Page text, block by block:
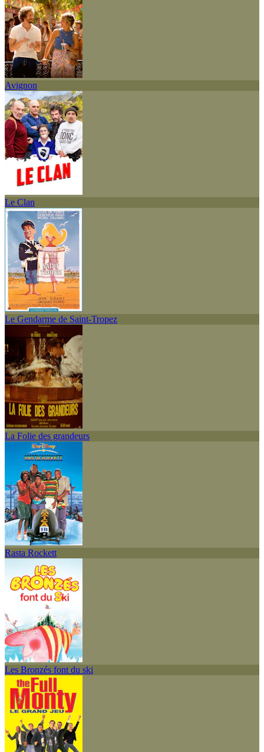
Avignon
Le Clan
Le Gendarme de Saint-Tropez
La Folie des grandeurs
Rasta Rockett
Les Bronzés font du ski